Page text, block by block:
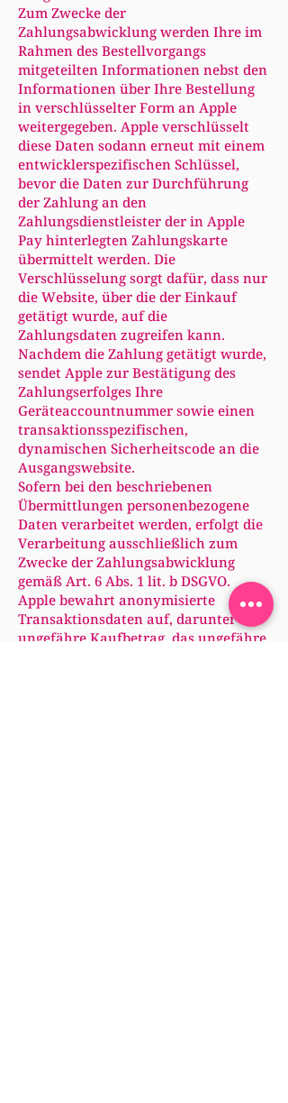
Zum Zwecke der
Zahlungsabwicklung werden Ihre im
Rahmen des Bestellvorgangs
mitgeteilten Informationen nebst den
Informationen über Ihre Bestellung
in verschlüsselter Form an Apple
weitergegeben. Apple verschlüsselt
diese Daten sodann erneut mit einem
entwicklerspezifischen Schlüssel,
bevor die Daten zur Durchführung
der Zahlung an den
Zahlungsdienstleister der in Apple
Pay hinterlegten Zahlungskarte
übermittelt werden. Die
Verschlüsselung sorgt dafür, dass nur
die Website, über die der Einkauf
getätigt wurde, auf die
Zahlungsdaten zugreifen kann.
Nachdem die Zahlung getätigt wurde,
sendet Apple zur Bestätigung des
Zahlungserfolges Ihre
Geräteaccountnummer sowie einen
transaktionsspezifischen,
dynamischen Sicherheitscode an die
Ausgangswebsite.
Sofern bei den beschriebenen
Übermittlungen personenbezogene
Daten verarbeitet werden, erfolgt die
Verarbeitung ausschließlich zum
Zwecke der Zahlungsabwicklung
gemäß Art. 6 Abs. 1 lit. b DSGVO.
Apple bewahrt anonymisierte
Transaktionsdaten auf, darunter der
ungefähre Kaufbetrag, das ungefähre